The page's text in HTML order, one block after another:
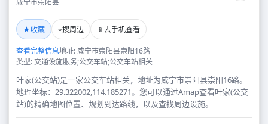
咸宁市崇阳县
★收藏 ⌖搜周边 📱 去手机查看
查看完整信息地址: 咸宁市崇阳县崇阳16路
类型: 交通设施服务;公交车站;公交车站相关
叶家(公交站)是一家公交车站相关，地址为咸宁市崇阳县崇阳16路。
地理坐标：29.322002,114.185271。您可以通过Amap查看叶家(公交
站)的精确地图位置、规划到达路线，以及查找周边设施。